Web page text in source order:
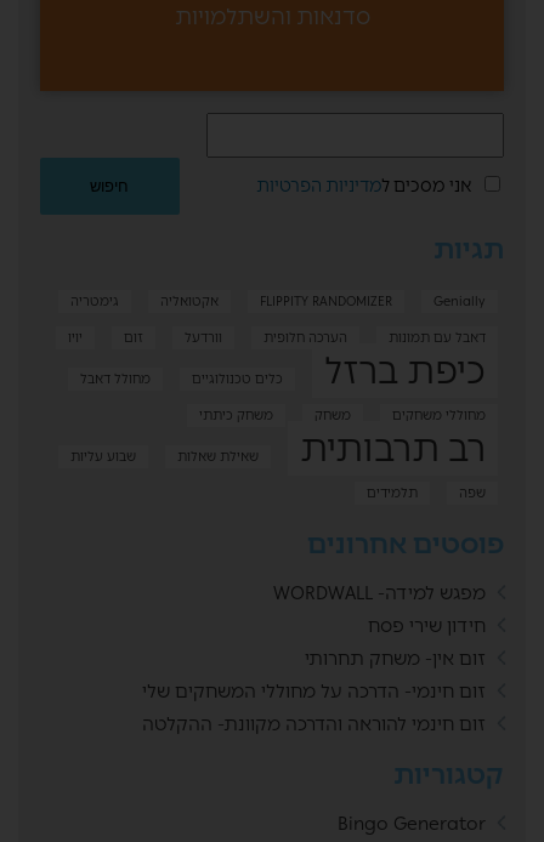
סדנאות והשתלמויות
אני מסכים למדיניות הפרטיות
תגיות
FLIPPITY RANDOMIZER Genially אקטואליה
גימטריה
דאבל עם תמונות
הערכה חלופית וורדעל זום יויו
כיפת ברזל כלים טכנולוגיים
מחולל דאבל
מחוללי משחקים
משחק משחק כיתתי
רב תרבותית שאילת שאלות
שבוע עליות
שפה
תלמידים
פוסטים אחרונים
מפגש למידה- WORDWALL
חידון שירי פסח
זום אין- משחק תחרותי
זום חינמי- הדרכה על מחוללי המשחקים שלי
זום חינמי להוראה והדרכה מקוונת- ההקלטה
קטגוריות
Bingo Generator